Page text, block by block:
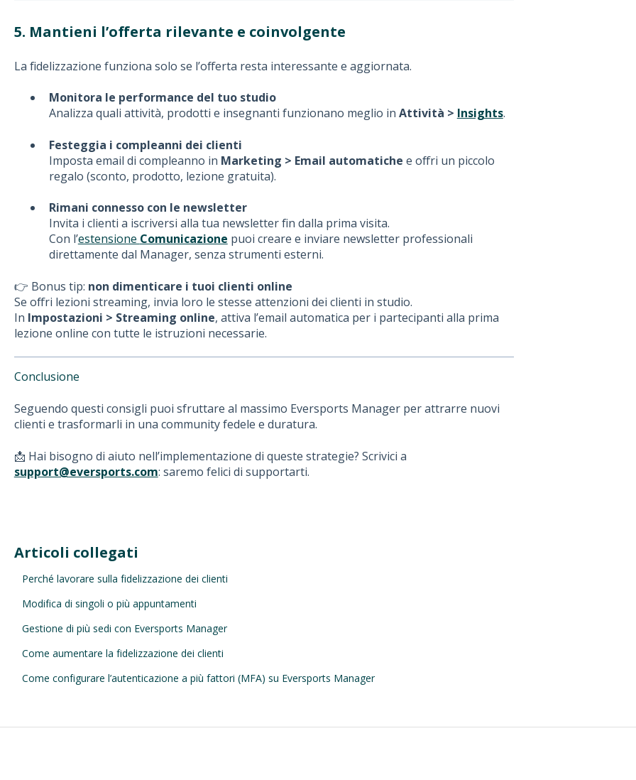
5. Mantieni l’offerta rilevante e coinvolgente
La fidelizzazione funziona solo se l’offerta resta interessante e aggiornata.
Monitora le performance del tuo studio
Analizza quali attività, prodotti e insegnanti funzionano meglio in Attività > Insights.
Festeggia i compleanni dei clienti
Imposta email di compleanno in Marketing > Email automatiche e offri un piccolo
regalo (sconto, prodotto, lezione gratuita).
Rimani connesso con le newsletter
Invita i clienti a iscriversi alla tua newsletter fin dalla prima visita.
Con l’estensione Comunicazione puoi creare e inviare newsletter professionali
direttamente dal Manager, senza strumenti esterni.
👉 Bonus tip: non dimenticare i tuoi clienti online
Se offri lezioni streaming, invia loro le stesse attenzioni dei clienti in studio.
In Impostazioni > Streaming online, attiva l’email automatica per i partecipanti alla prima
lezione online con tutte le istruzioni necessarie.
Conclusione
Seguendo questi consigli puoi sfruttare al massimo Eversports Manager per attrarre nuovi
clienti e trasformarli in una community fedele e duratura.
📩 Hai bisogno di aiuto nell’implementazione di queste strategie? Scrivici a
support@eversports.com: saremo felici di supportarti.
Articoli collegati
Perché lavorare sulla fidelizzazione dei clienti
Modifica di singoli o più appuntamenti
Gestione di più sedi con Eversports Manager
Come aumentare la fidelizzazione dei clienti
Come configurare l’autenticazione a più fattori (MFA) su Eversports Manager